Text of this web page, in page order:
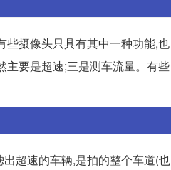
些摄像头只具有其中一种功能,也
主要是超速;三是测车流量。有些
超速的车辆,是拍的整个车道(也